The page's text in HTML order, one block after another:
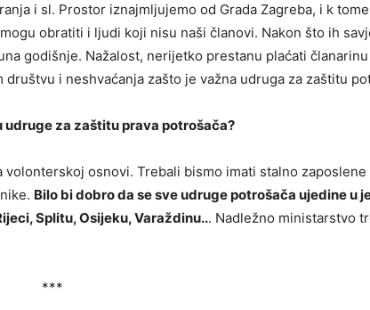
i sl. Prostor iznajmljujemo od Grada Zagreba, i k
obratiti i ljudi koji nisu naši članovi. Nakon što ih
godišnje. Nažalost, nerijetko prestanu plaćati
i neshvaćanja zašto je važna udruga za zaštitu
za zaštitu prava potrošača?
osnovi. Trebali bismo imati stalno zaposlene
Bilo bi dobro da se sve udruge potrošača ujedine u
Splitu, Osijeku, Varaždinu... Nadležno ministarstvo
***